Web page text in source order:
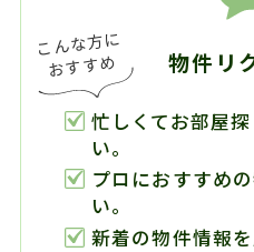
物件リ
忙しくてお部屋
い。
プロにおすすめ
い。
新着の物件情報